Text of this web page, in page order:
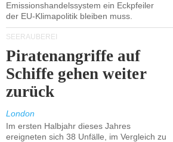
Emissionshandelssystem ein Eckpfeiler
der EU-Klimapolitik bleiben muss.
SEERÄUBEREI
Piratenangriffe auf
Schiffe gehen weiter
zurück
London
Im ersten Halbjahr dieses Jahres
ereigneten sich 38 Unfälle, im Vergleich zu